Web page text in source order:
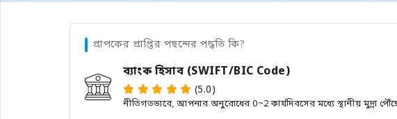
প্রাপকের প্রাপ্তির পছন্দের পদ্ধতি কি?
ব্যাংক হিসাব (SWIFT/BIC Code)
(5.0)
নীতিগতভাবে, আপনার অনুরোধের 0~2 কার্যদিবসের মধ্যে স্থানীয় মুদ্রা